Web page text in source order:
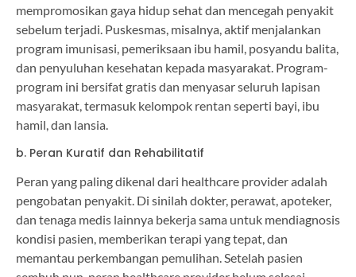
mempromosikan gaya hidup sehat dan mencegah penyakit
sebelum terjadi. Puskesmas, misalnya, aktif menjalankan
program imunisasi, pemeriksaan ibu hamil, posyandu balita,
dan penyuluhan kesehatan kepada masyarakat. Program-
program ini bersifat gratis dan menyasar seluruh lapisan
masyarakat, termasuk kelompok rentan seperti bayi, ibu
hamil, dan lansia.
b. Peran Kuratif dan Rehabilitatif
Peran yang paling dikenal dari healthcare provider adalah
pengobatan penyakit. Di sinilah dokter, perawat, apoteker,
dan tenaga medis lainnya bekerja sama untuk mendiagnosis
kondisi pasien, memberikan terapi yang tepat, dan
memantau perkembangan pemulihan. Setelah pasien